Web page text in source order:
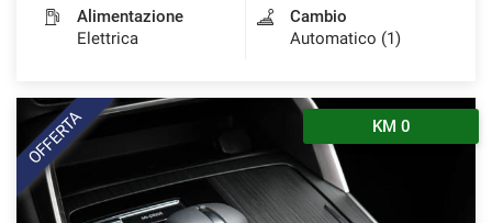
Alimentazione
Elettrica
Cambio
Automatico (1)
OFFERTA KM 0